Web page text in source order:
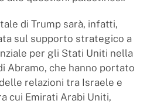
di Trump sarà, infatti,
sul supporto strategico a
per gli Stati Uniti nella
Abramo, che hanno portato
relazioni tra Israele e
cui Emirati Arabi Uniti,